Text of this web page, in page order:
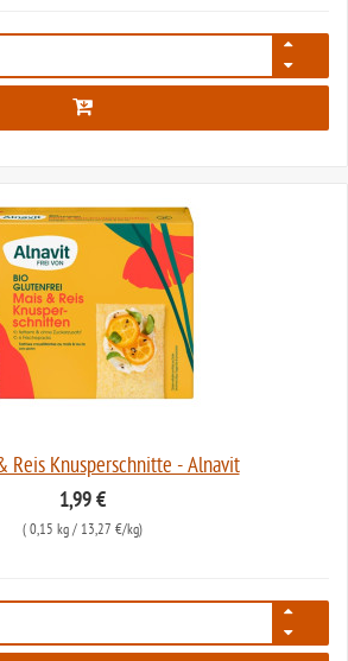
1433
Reis Knusperschnitte - Alnavit
1,99 €
( 0,15 kg/ 13,27 €/kg)
5678